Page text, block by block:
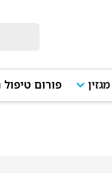
מגזין פורום טיפול